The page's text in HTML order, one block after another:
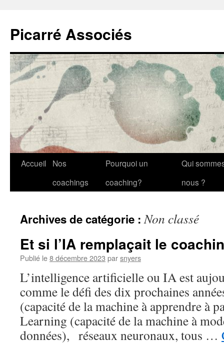
Picarré Associés
Aller
Accueil
Nos
coachings
Pourquoi un
coaching?
Qui
nous ?
Archives de catégorie :Non classé
Et si l’IA remplaçait le
Publié le8 décembre 2023 parsnyers
L’intelligence artificielle ou IA est
comme le défi des dix prochaines
(capacité de la machine à apprendre à
Learning (capacité de la machine à
données), réseaux neuronaux, tous …